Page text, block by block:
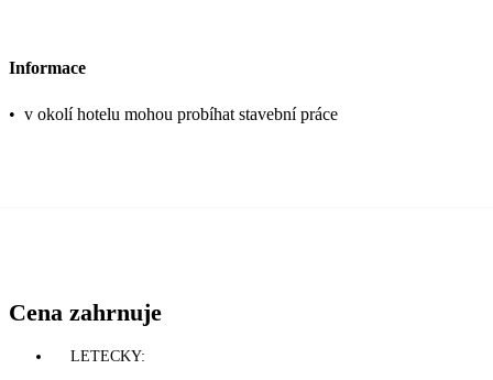
Informace
• v okolí hotelu mohou probíhat stavební práce
Cena zahrnuje
LETECKY: